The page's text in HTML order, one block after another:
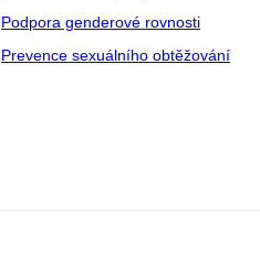
Podpora genderové rovnosti
Prevence sexuálního obtěžování